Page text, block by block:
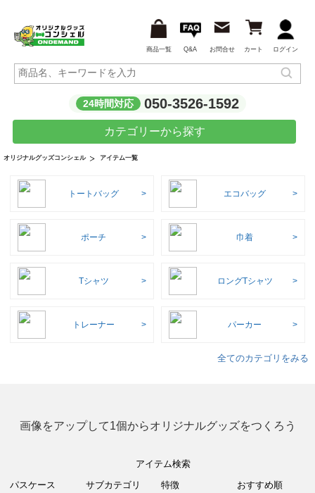
商品一覧 Q&A お問合せ カート ログイン
24時間対応 050-3526-1592
カテゴリーから探す
オリジナルグッズコンシェル アイテム一覧
トートバッグ エコバッグ
ポーチ 巾着
Tシャツ ロングTシャツ
トレーナー パーカー
全てのカテゴリをみる
画像をアップして1個からオリジナルグッズをつくろう
アイテム検索